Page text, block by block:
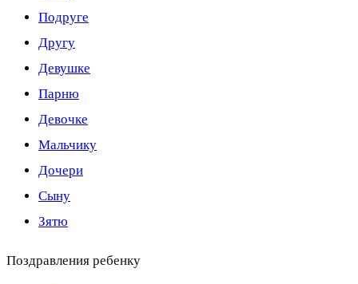
Подруге
Другу
Девушке
Парню
Девочке
Мальчику
Дочери
Сыну
Зятю
Поздравления ребенку